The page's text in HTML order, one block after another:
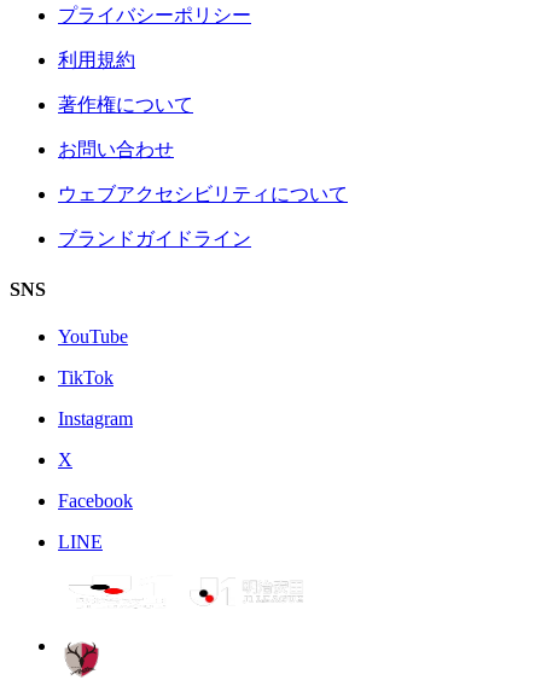
プライバシーポリシー
利用規約
著作権について
お問い合わせ
ウェブアクセシビリティについて
ブランドガイドライン
SNS
YouTube
TikTok
Instagram
X
Facebook
LINE